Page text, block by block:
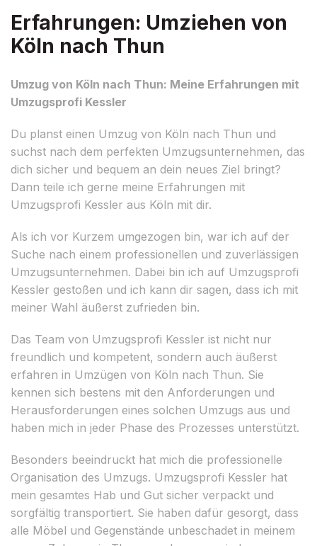
Erfahrungen: Umziehen von
Köln nach Thun
Umzug von Köln nach Thun: Meine Erfahrungen mit
Umzugsprofi Kessler
Du planst einen Umzug von Köln nach Thun und
suchst nach dem perfekten Umzugsunternehmen, das
dich sicher und bequem an dein neues Ziel bringt?
Dann teile ich gerne meine Erfahrungen mit
Umzugsprofi Kessler aus Köln mit dir.
Als ich vor Kurzem umgezogen bin, war ich auf der
Suche nach einem professionellen und zuverlässigen
Umzugsunternehmen. Dabei bin ich auf Umzugsprofi
Kessler gestoßen und ich kann dir sagen, dass ich mit
meiner Wahl äußerst zufrieden bin.
Das Team von Umzugsprofi Kessler ist nicht nur
freundlich und kompetent, sondern auch äußerst
erfahren in Umzügen von Köln nach Thun. Sie
kennen sich bestens mit den Anforderungen und
Herausforderungen eines solchen Umzugs aus und
haben mich in jeder Phase des Prozesses unterstützt.
Besonders beeindruckt hat mich die professionelle
Organisation des Umzugs. Umzugsprofi Kessler hat
mein gesamtes Hab und Gut sicher verpackt und
sorgfältig transportiert. Sie haben dafür gesorgt, dass
alle Möbel und Gegenstände unbeschadet in meinem